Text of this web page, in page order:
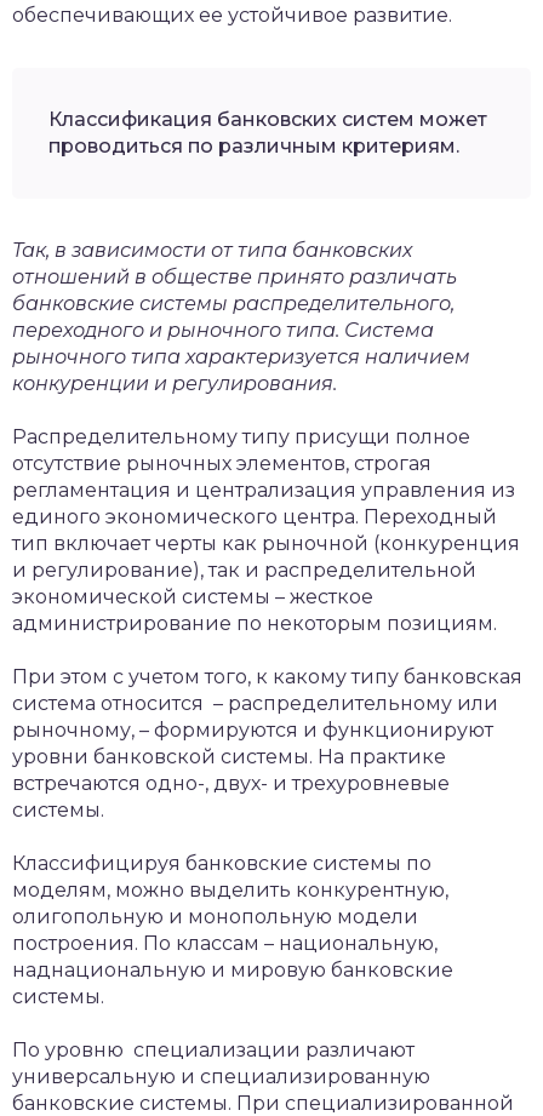
обеспечивающих ее устойчивое развитие.
Классификация банковских систем может
проводиться по различным критериям.
Так, в зависимости от типа банковских
отношений в обществе принято различать
банковские системы распределительного,
переходного и рыночного типа. Система
рыночного типа характеризуется наличием
конкуренции и регулирования.
Распределительному типу присущи полное
отсутствие рыночных элементов, строгая
регламентация и централизация управления из
единого экономического центра. Переходный
тип включает черты как рыночной (конкуренция
и регулирование), так и распределительной
экономической системы – жесткое
администрирование по некоторым позициям.
При этом с учетом того, к какому типу банковская
система относится – распределительному или
рыночному, – формируются и функционируют
уровни банковской системы. На практике
встречаются одно-, двух- и трехуровневые
системы.
Классифицируя банковские системы по
моделям, можно выделить конкурентную,
олигопольную и монопольную модели
построения. По классам – национальную,
наднациональную и мировую банковские
системы.
По уровню специализации различают
универсальную и специализированную
банковские системы. При специализированной